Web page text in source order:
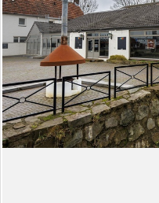
adverteren
Premium
adverteren
Blog
Registreren
Login